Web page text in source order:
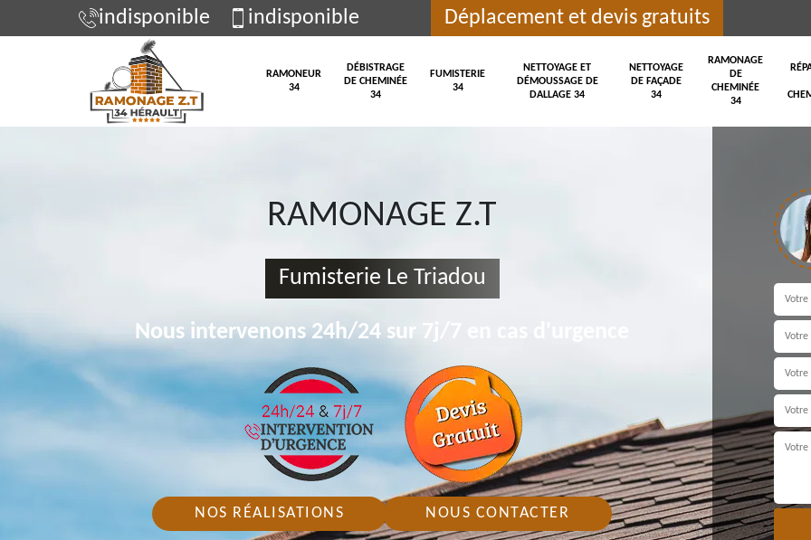
indisponible indisponible Déplacement et devis gratuits
RAMONEUR
34
DÉBISTRAGE
DE CHEMINÉE
34
FUMISTERIE
34
NETTOYAGE ET
DÉMOUSSAGE DE
DALLAGE 34
NETTOYAGE
DE FAÇADE
34
RAMONAGE
DE
CHEMINÉE
34
RAMONAGE Z.T
Fumisterie Le Triadou
Nous intervenons 24h/24 sur 7j/7 en cas d'urgence
NOS RÉALISATIONS NOUS CONTACTER